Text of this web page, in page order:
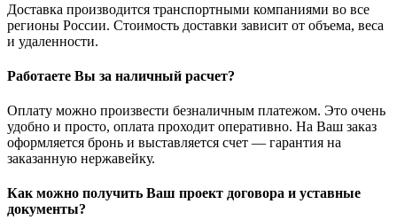
Доставка производится транспортными компаниями во все
регионы России. Стоимость доставки зависит от объема, веса
и удаленности.
Работаете Вы за наличный расчет?
Оплату можно произвести безналичным платежом. Это очень
удобно и просто, оплата проходит оперативно. На Ваш заказ
оформляется бронь и выставляется счет — гарантия на
заказанную нержавейку.
Как можно получить Ваш проект договора и уставные
документы?